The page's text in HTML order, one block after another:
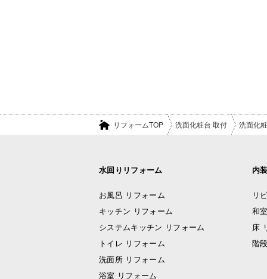
リフォームTOP 洗面化粧台 取付 洗面化
水回りリフォーム
お風呂 リフォーム
キッチン リフォーム
システムキッチン リフォーム
トイレ リフォーム
洗面所 リフォーム
浴室 リフォーム
内
リ
和
床
階